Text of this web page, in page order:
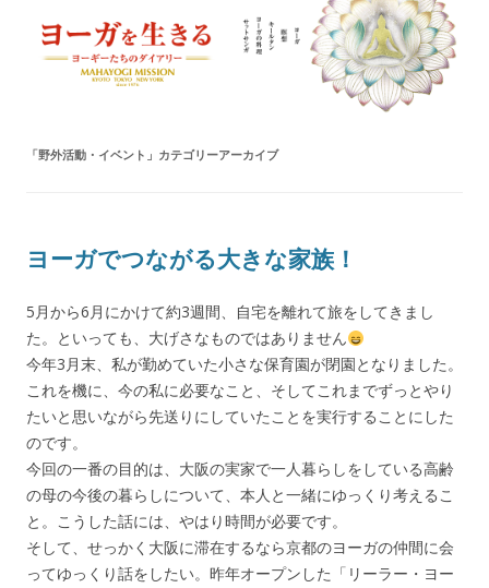
ヨーガを生きる — MAHAYOGI
MISSION ブログ
「野外活動・イベント 」カテゴリーアーカイブ
ヨーガでつながる大きな家族！
5月から6月にかけて約3週間、自宅を離れて旅をしてきまし
た。といっても、大げさなものではありません
今年3月末、私が勤めていた小さな保育園が閉園となりました。
これを機に、今の私に必要なこと、そしてこれまでずっとやり
たいと思いながら先送りにしていたことを実行することにした
のです。
今回の一番の目的は、大阪の実家で一人暮らしをしている高齢
の母の今後の暮らしについて、本人と一緒にゆっくり考えるこ
と。こうした話には、やはり時間が必要です。
そして、せっかく大阪に滞在するなら京都のヨーガの仲間に会
ってゆっくり話をしたい。昨年オープンした「リーラー・ヨー